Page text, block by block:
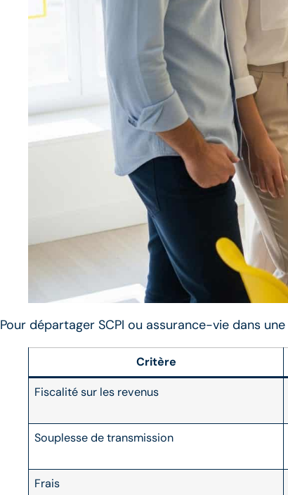
Pour départager SCPI ou assurance-vie dans
Critère
Fiscalité sur les revenus
Souplesse de transmission
Frais